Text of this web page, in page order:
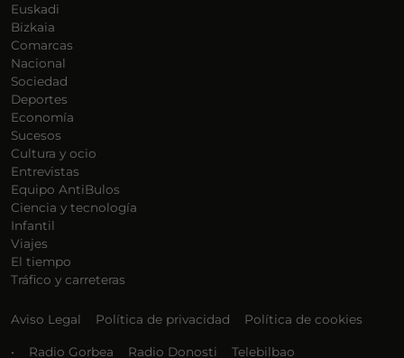
Euskadi
Bizkaia
Comarcas
Nacional
Sociedad
Deportes
Economía
Sucesos
Cultura y ocio
Entrevistas
Equipo AntiBulos
Ciencia y tecnología
Infantil
Viajes
El tiempo
Tráfico y carreteras
Aviso Legal Política de privacidad Política de cookies
• Radio Gorbea Radio Donosti Telebilbao